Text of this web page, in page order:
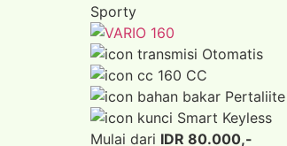
Sporty
Otomatis
160 CC
Pertaliite
Smart Keyless
Mulai dari IDR 80.000,-